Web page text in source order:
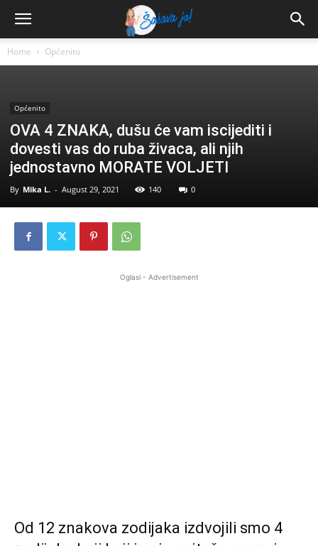
Home Općenito
Općenito
OVA 4 ZNAKA, dušu će vam iscijediti i
dovesti vas do ruba živaca, ali njih
jednostavno MORATE VOLJETI
By Mika L. - August 29, 2021 140 0
Oglasi - Advertisement
Od 12 znakova zodijaka izdvojili smo 4